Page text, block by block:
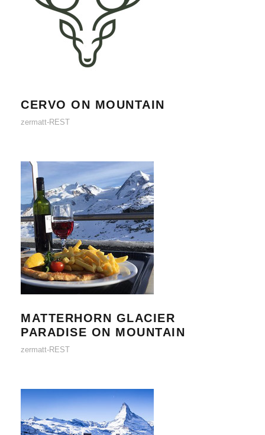
CERVO ON MOUNTAIN
CERVO ON MOUNTAIN
zermatt-REST
MATTERHORN GLACIER PARADISE
ON MOUNTAIN
MATTERHORN GLACIER
PARADISE ON MOUNTAIN
zermatt-REST